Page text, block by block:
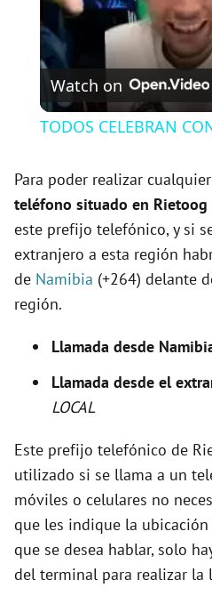
y
i
d
Watch on
TODOS CELEBRAN
Para poder realizar
teléfono situado en Rietoog
este prefijo telefónico, y si
extranjero a esta región
de Namibia (+264) delante
región.
Llamada desde
Llamada desde el
LOCAL
Este prefijo telefónico de
utilizado si se llama a un
móviles o celulares no
que les indique la
que se desea hablar, solo
del terminal para realizar la